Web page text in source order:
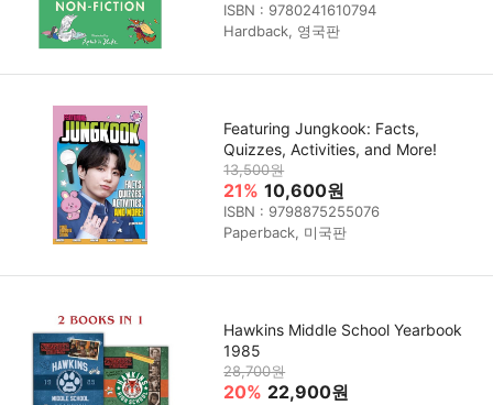
ISBN : 9780241610794
Hardback, 영국판
Featuring Jungkook: Facts,
Quizzes, Activities, and More!
13,500원
21% 10,600원
ISBN : 9798875255076
Paperback, 미국판
Hawkins Middle School Yearbook
1985
28,700원
20% 22,900원